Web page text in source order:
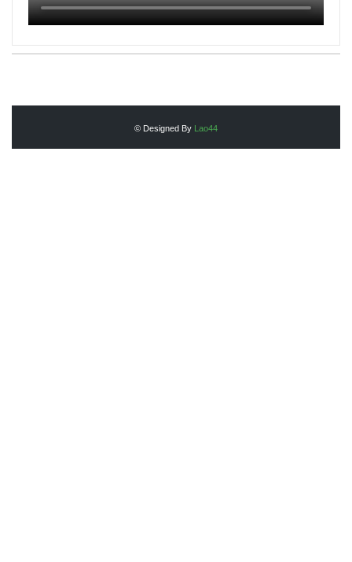
© Designed By Lao44